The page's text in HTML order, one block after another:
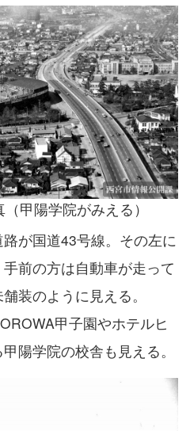
甲陽学院がみえる）
が国道43号線。その左に
前の方は自動車が走って
装のように見える。
甲子園やホテルヒ
陽学院の校舎も見える。